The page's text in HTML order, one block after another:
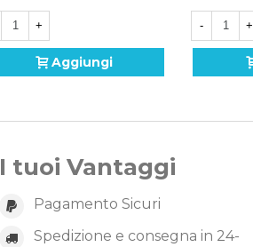
+
Aggiungi
- +
I tuoi Vantaggi
Pagamento Sicuri
Spedizione e consegna in 24-